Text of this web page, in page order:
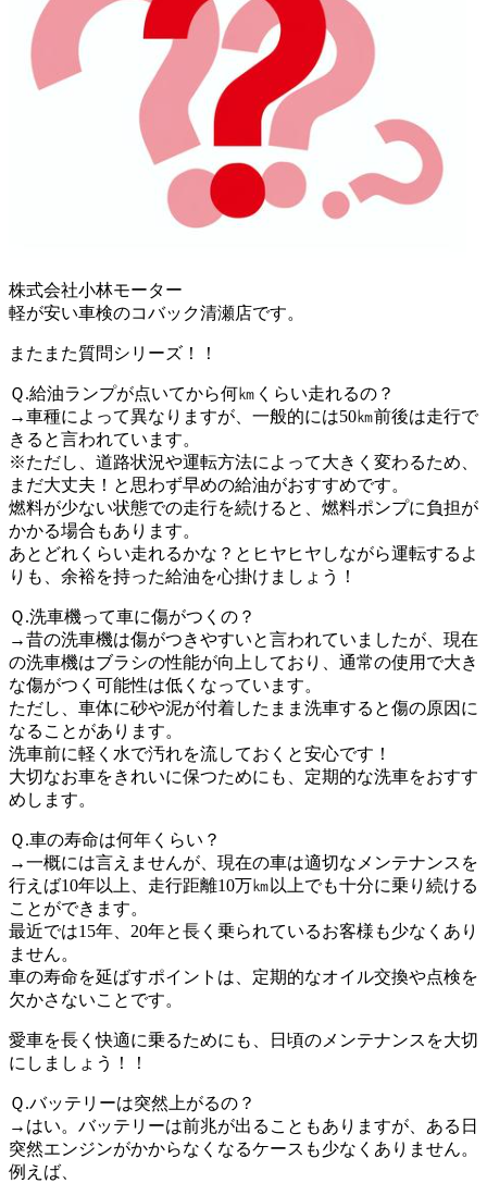
株式会社小林モーター
軽が安い車検のコバック清瀬店です。
またまた質問シリーズ！！
Ｑ.給油ランプが点いてから何㎞くらい走れるの？
→車種によって異なりますが、一般的には50㎞前後は走行で
きると言われています。
※ただし、道路状況や運転方法によって大きく変わるため、
まだ大丈夫！と思わず早めの給油がおすすめです。
燃料が少ない状態での走行を続けると、燃料ポンプに負担が
かかる場合もあります。
あとどれくらい走れるかな？とヒヤヒヤしながら運転するよ
りも、余裕を持った給油を心掛けましょう！
Ｑ.洗車機って車に傷がつくの？
→昔の洗車機は傷がつきやすいと言われていましたが、現在
の洗車機はブラシの性能が向上しており、通常の使用で大き
な傷がつく可能性は低くなっています。
ただし、車体に砂や泥が付着したまま洗車すると傷の原因に
なることがあります。
洗車前に軽く水で汚れを流しておくと安心です！
大切なお車をきれいに保つためにも、定期的な洗車をおすす
めします。
Ｑ.車の寿命は何年くらい？
→一概には言えませんが、現在の車は適切なメンテナンスを
行えば10年以上、走行距離10万㎞以上でも十分に乗り続ける
ことができます。
最近では15年、20年と長く乗られているお客様も少なくあり
ません。
車の寿命を延ばすポイントは、定期的なオイル交換や点検を
欠かさないことです。
愛車を長く快適に乗るためにも、日頃のメンテナンスを大切
にしましょう！！
Ｑ.バッテリーは突然上がるの？
→はい。バッテリーは前兆が出ることもありますが、ある日
突然エンジンがかからなくなるケースも少なくありません。
例えば、